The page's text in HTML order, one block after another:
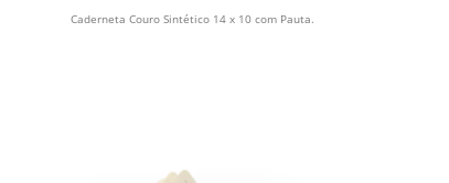
Caderneta Couro Sintético 14 x 10 com Pauta.